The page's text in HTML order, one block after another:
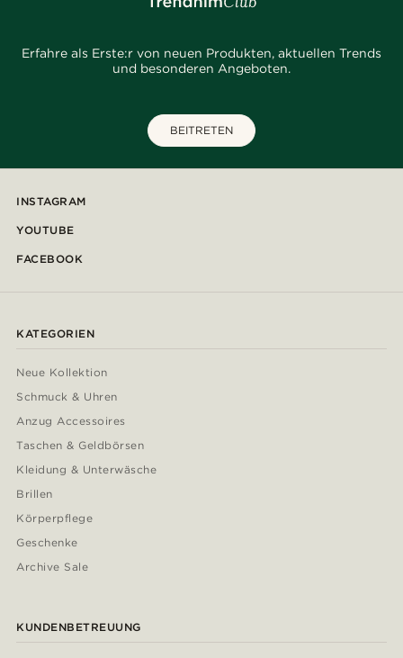
Erfahre als Erste:r von neuen Produkten, aktuellen Trends
und besonderen Angeboten.
BEITRETEN
INSTAGRAM
YOUTUBE
FACEBOOK
KATEGORIEN
Neue Kollektion
Schmuck & Uhren
Anzug Accessoires
Taschen & Geldbörsen
Kleidung & Unterwäsche
Brillen
Körperpflege
Geschenke
Archive Sale
KUNDENBETREUUNG